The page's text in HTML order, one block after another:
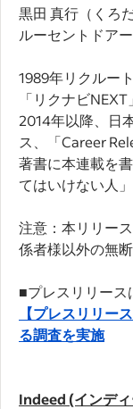
黒田 真行（くろ
ルーセントドア
1989年リクルー
「リクナビ
2014年以降、日
ス、「Career
著書に本連載を
てはいけない人」
注意：本リリー
係者様以外の無
■プレスリリース
【プレスリリー
る調査を実施
Indeed (インデ